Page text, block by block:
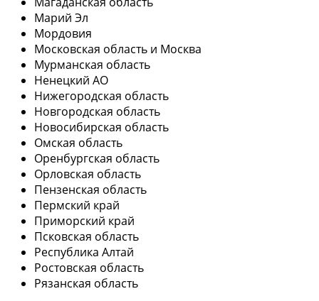
Марий Эл
Мордовия
Московская область и Москва
Мурманская область
Ненецкий АО
Нижегородская область
Новгородская область
Новосибирская область
Омская область
Оренбургская область
Орловская область
Пензенская область
Пермский край
Приморский край
Псковская область
Республика Алтай
Ростовская область
Рязанская область